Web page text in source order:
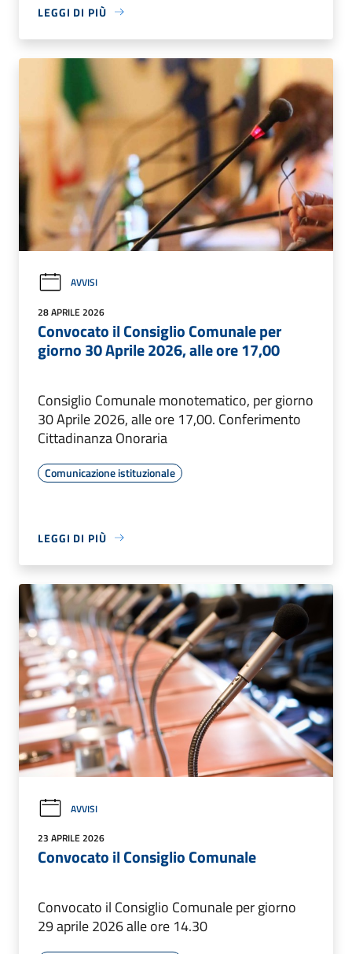
LEGGI DI PIÙ
AVVISI
28 APRILE 2026
Convocato il Consiglio Comunale per
giorno 30 Aprile 2026, alle ore 17,00
Consiglio Comunale monotematico, per giorno
30 Aprile 2026, alle ore 17,00. Conferimento
Cittadinanza Onoraria
Comunicazione istituzionale
LEGGI DI PIÙ
AVVISI
23 APRILE 2026
Convocato il Consiglio Comunale
Convocato il Consiglio Comunale per giorno
29 aprile 2026 alle ore 14.30